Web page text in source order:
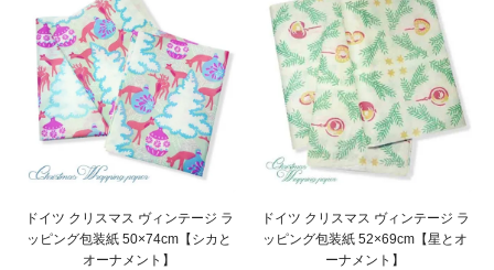
ドイツ クリスマス ヴィンテージ ラ
ッピング包装紙 50×74cm【シカと
オーナメント】
ドイツ クリスマス ヴィンテージ ラ
ッピング包装紙 52×69cm【星とオ
ーナメント】